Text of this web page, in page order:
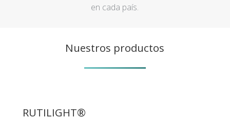
en cada país.
Nuestros productos
RUTILIGHT®